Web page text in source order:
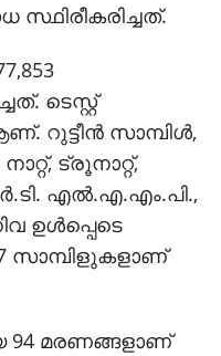
ടെസ്റ്റ്
ആണ്. റുട്ടീന്‍ സാമ്പിള്‍,
ട്രൂനാറ്റ്,
എല്‍.എ.എം.പി.,
ഉള്‍പ്പെടെ
സാമ്പിളുകളാണ്
94 മരണങ്ങളാണ്